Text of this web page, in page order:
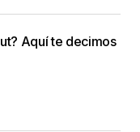
Aquí te decimos